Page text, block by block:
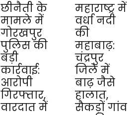
छीनैती के
मामले में
गोरखपुर
पुलिस की
बड़ी
कार्रवाई:
आरोपी
गिरफ्तार,
वारदात में
महाराष्ट्र में
वर्धा नदी
की
महाबाढ़:
चंद्रपुर
जिले में
बाढ़ जैसे
हालात,
सैकड़ों गांव